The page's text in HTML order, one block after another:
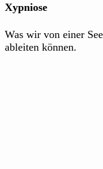
Xypniose
Was wir von einer
ableiten können.